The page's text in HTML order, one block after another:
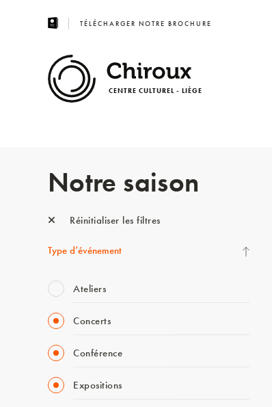
TÉLÉCHARGER NOTRE BROCHURE
CENTRE CULTUREL - LIÈGE
Notre saison
Réinitialiser les filtres
Type d’événement
Ateliers
Concerts
Conférence
Expositions